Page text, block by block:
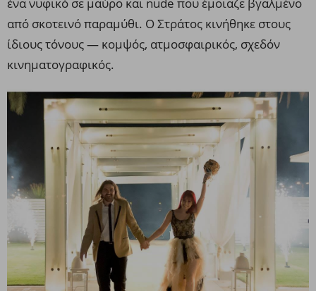
από σκοτεινό παραμύθι. Ο Στράτος κινήθηκε στους
ίδιους τόνους — κομψός, ατμοσφαιρικός, σχεδόν
κινηματογραφικός.